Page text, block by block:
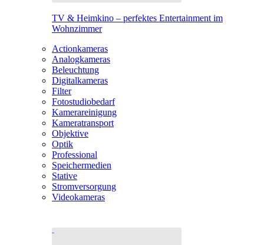
TV & Heimkino – perfektes Entertainment im
Wohnzimmer
Actionkameras
Analogkameras
Beleuchtung
Digitalkameras
Filter
Fotostudiobedarf
Kamerareinigung
Kameratransport
Objektive
Optik
Professional
Speichermedien
Stative
Stromversorgung
Videokameras